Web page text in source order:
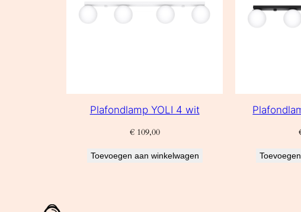
Plafondlamp YOLI 4 wit
€109,00
Toevoegen aan winkelwagen